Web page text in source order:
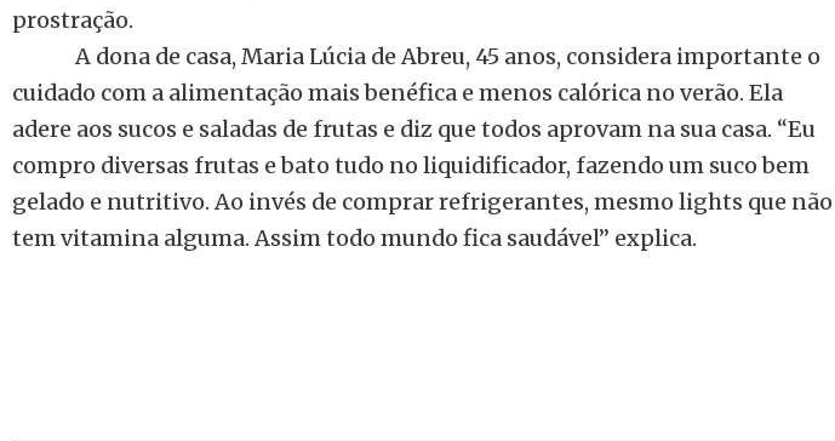
prostração.
A dona de casa, Maria Lúcia de Abreu, 45 anos, considera importante o
cuidado com a alimentação mais benéfica e menos calórica no verão. Ela
adere aos sucos e saladas de frutas e diz que todos aprovam na sua casa. “Eu
compro diversas frutas e bato tudo no liquidificador, fazendo um suco bem
gelado e nutritivo. Ao invés de comprar refrigerantes, mesmo lights que não
tem vitamina alguma. Assim todo mundo fica saudável” explica.